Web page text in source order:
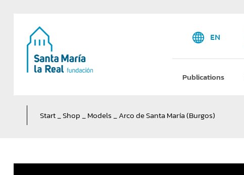
EN
Publications
Start_Shop_Models_Arco de Santa María (Burgos)